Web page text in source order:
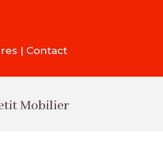
| Contact
Mobilier